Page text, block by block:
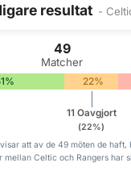
resultat -
49
Matcher
22%
11 Oavgjort
(22%)
att av de 49 möten de
mellan Celtic och Rangers har